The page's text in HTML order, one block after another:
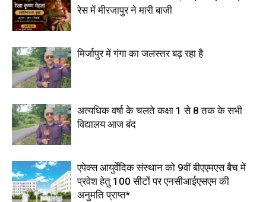
रेस में मीरजापुर ने मारी बाजी
मिर्जापुर में गंगा का जलस्तर बढ़ रहा है
अत्यधिक वर्षा के चलते कक्षा 1 से 8 तक के सभी
विद्यालय आज बंद
एपेक्स आयुर्वेदिक संस्थान को 9वीं बीएएमएस बैच में
प्रवेश हेतु 100 सीटों पर एनसीआईएसएम की
अनुमति प्राप्त*